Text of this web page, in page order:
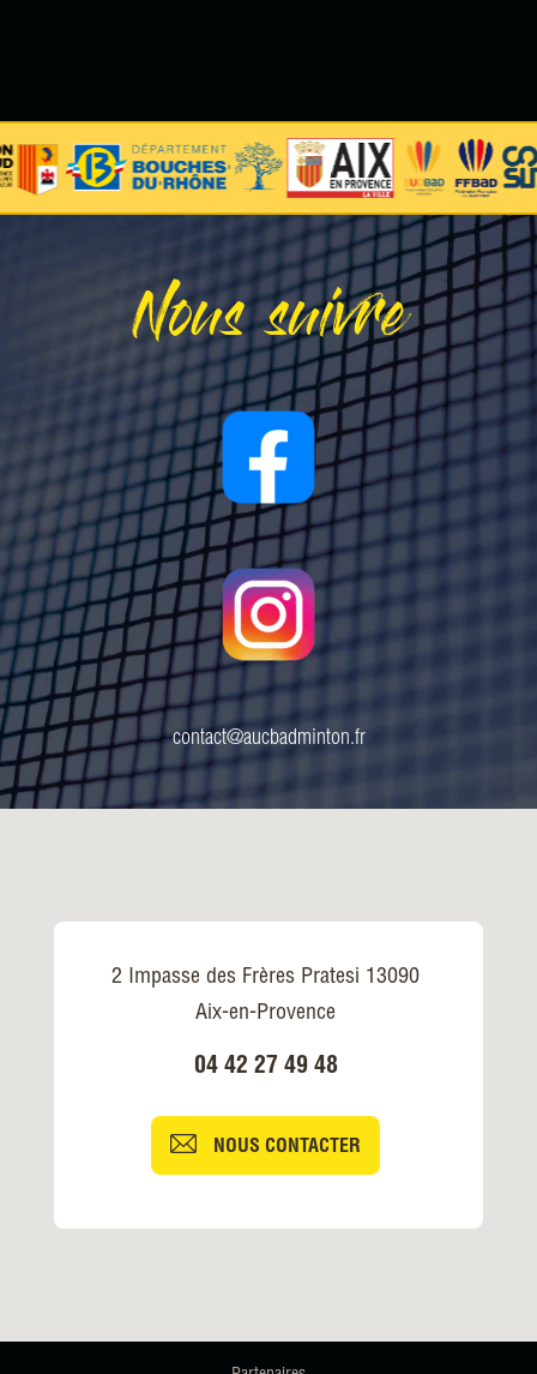
Nous suivre
contact@aucbadminton.fr
2 Impasse des Frères Pratesi 13090
Aix-en-Provence
04 42 27 49 48
NOUS CONTACTER